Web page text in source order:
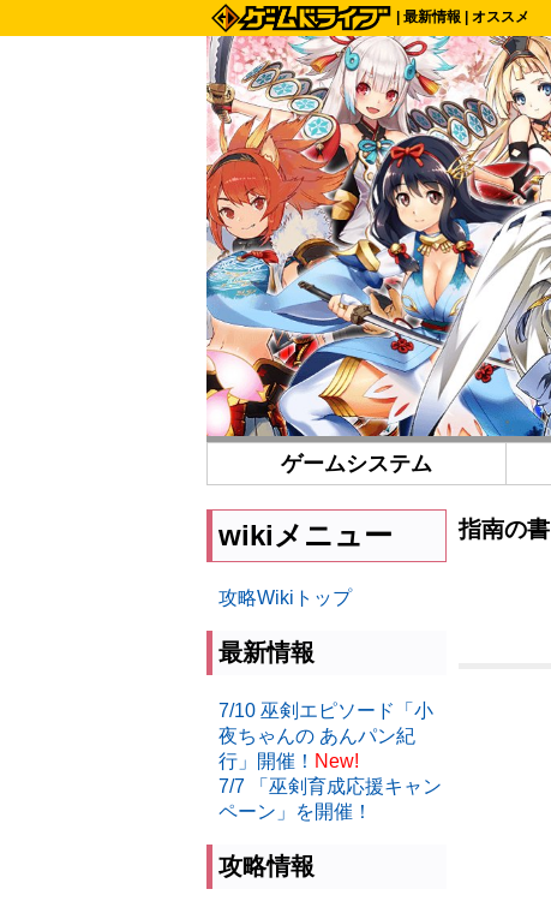
最新情報 オススメ
ゲームシステム
指南の書
wikiメニュー
攻略Wikiトップ
最新情報
7/10 巫剣エピソード「小
夜ちゃんの あんパン紀
行」開催！ New!
7/7 「巫剣育成応援キャン
ペーン」を開催！
攻略情報